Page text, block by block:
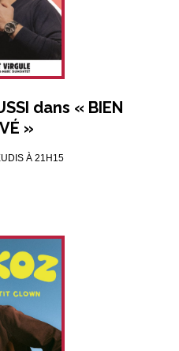
dans « BIEN
»
À 21H15